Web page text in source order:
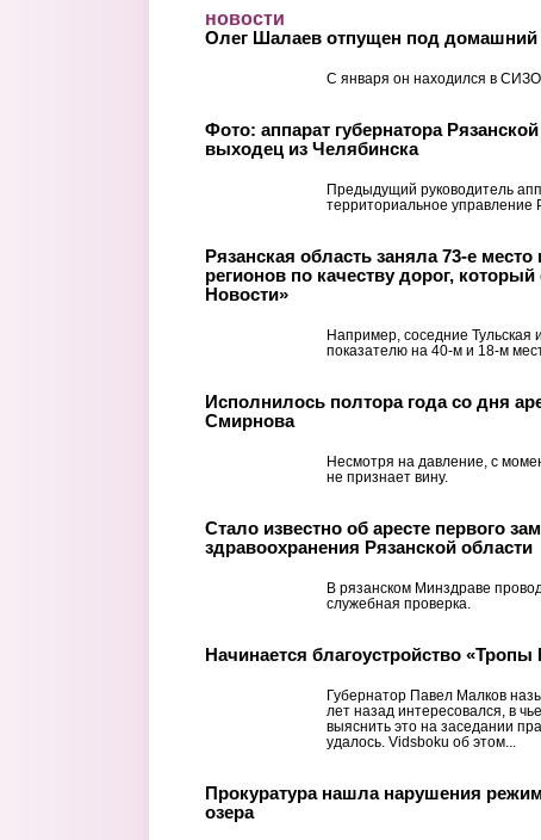
новости
Олег Шалаев отпущен под домашний
С января он находился в
Фото: аппарат губернатора
выходец из Челябинска
Предыдущий руководитель
территориальное управление
Рязанская область заняла 73-е место
регионов по качеству дорог,
Новости»
Например, соседние Тульская
показателю на 40-м и 18-м
Исполнилось полтора года со дня
Смирнова
Несмотря на давление, с
не признает вину.
Стало известно об аресте первого
здравоохранения Рязанской области
В рязанском Минздраве
служебная проверка.
Начинается благоустройство «Тропы
Губернатор Павел Малков
лет назад интересовался, в
выяснить это на заседании
удалось. Vidsboku об этом...
Прокуратура нашла нарушения
озера